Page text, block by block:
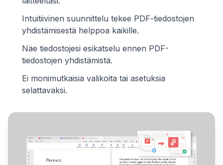
Intuitiivinen suunnittelu tekee PDF-tiedostojen
yhdistämisestä helppoa kaikille.
Näe tiedostojesi esikatselu ennen PDF-
tiedostojen yhdistämistä.
Ei monimutkaisia valikoita tai asetuksia
selattavaksi.